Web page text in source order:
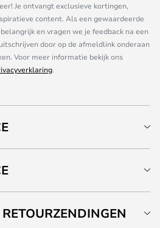
Je ontvangt exclusieve kortingen,
content. Als een gewaardeerde
en vragen we je feedback na een
door op de afmeldlink onderaan
Voor meer informatie bekijk ons
.